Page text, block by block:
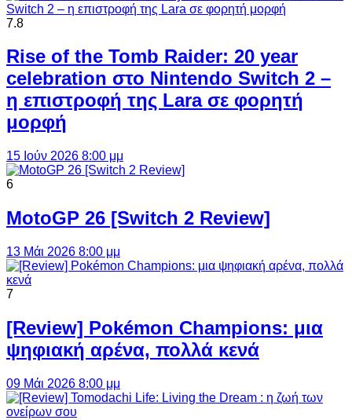
7.8
Rise of the Tomb Raider: 20 year
celebration στο Nintendo Switch 2 –
η επιστροφή της Lara σε φορητή
μορφή
15 Ιούν 2026 8:00 μμ
6
MotoGP 26 [Switch 2 Review]
13 Μάι 2026 8:00 μμ
7
[Review] Pokémon Champions: μια
ψηφιακή αρένα, πολλά κενά
09 Μάι 2026 8:00 μμ